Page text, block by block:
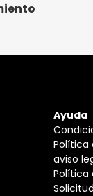
Ayuda
Política
aviso
Política